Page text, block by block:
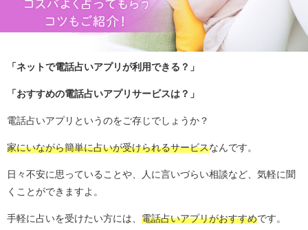
「ネットで電話占いアプリが利用できる？」
「おすすめの電話占いアプリサービスは？」
電話占いアプリというのをご存じでしょうか？
家にいながら簡単に占いが受けられるサービスなんです。
日々不安に思っていることや、人に言いづらい相談など、気軽に聞
くことができますよ。
手軽に占いを受けたい方には、 電話占いアプリがおすすめです。